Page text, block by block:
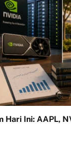
Hari Ini: AAPL,